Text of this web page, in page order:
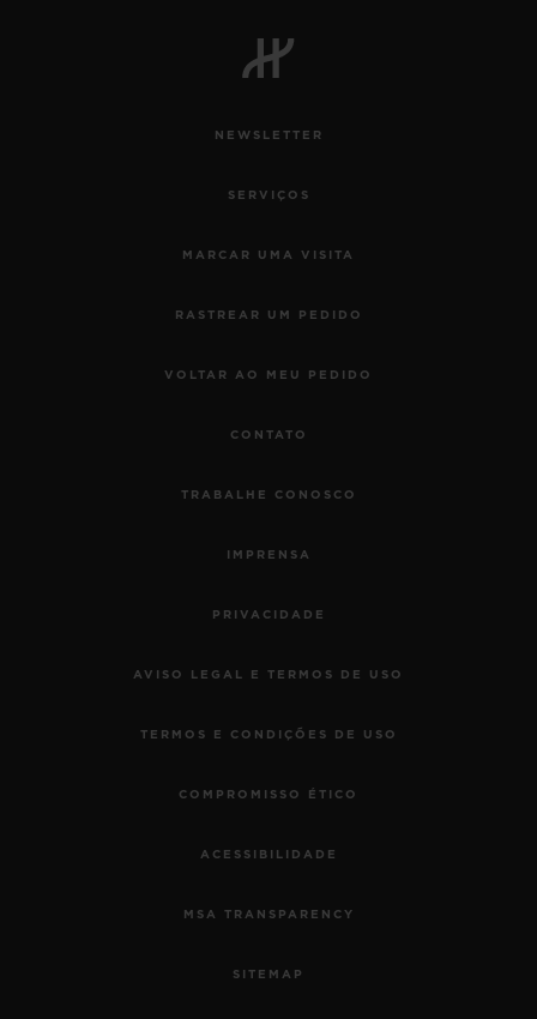
NEWSLETTER
SERVIÇOS
MARCAR UMA VISITA
RASTREAR UM PEDIDO
VOLTAR AO MEU PEDIDO
CONTATO
TRABALHE CONOSCO
IMPRENSA
PRIVACIDADE
AVISO LEGAL E TERMOS DE USO
TERMOS E CONDIÇÕES DE USO
COMPROMISSO ÉTICO
ACESSIBILIDADE
MSA TRANSPARENCY
SITEMAP